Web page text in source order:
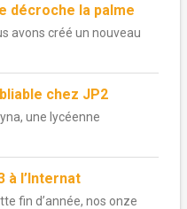
décroche la palme
avons créé un nouveau
chez JP2
une lycéenne
à l’Internat
fin d’année, nos onze